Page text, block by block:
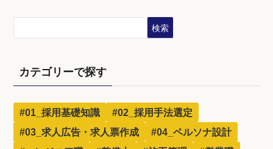
検索
カテゴリーで探す
#01_採用基礎知識
#02_採用手法選定
#03_求人広告・求人票作成
#04_ペルソナ設計